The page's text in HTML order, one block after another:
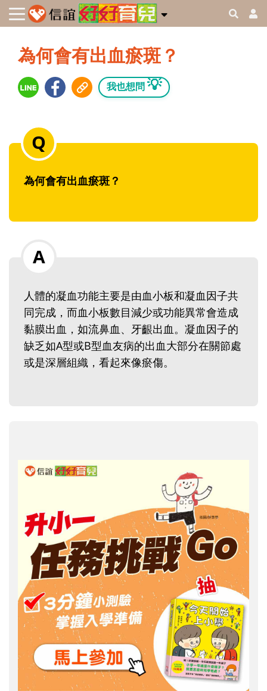
為何會有出血瘀斑？
我也想問 💡
為何會有出血瘀斑？
人體的凝血功能主要是由血小板和凝血因子共
同完成，而血小板數目減少或功能異常會造成
黏膜出血，如流鼻血、牙齦出血。凝血因子的
缺乏如A型或B型血友病的出血大部分在關節處
或是深層組織，看起來像瘀傷。